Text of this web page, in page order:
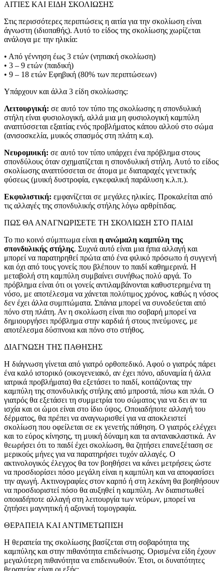
ΑΙΤΙΕΣ ΚΑΙ ΕΙΔΗ ΣΚΟΛΙΩΣΗΣ
Στις περισσότερες περιπτώσεις η αιτία για την σκολίωση είναι
άγνωστη (ιδιοπαθής). Αυτό το είδος της σκολίωσης χωρίζεται
ανάλογα με την ηλικία:
• Από γέννηση έως 3 ετών (νηπιακή σκολίωση)
• 3 – 9 ετών (παιδική)
• 9 – 18 ετών Εφηβική (80% των περιπτώσεων)
Υπάρχουν και άλλα 3 είδη σκολίωσης:
Λειτουργική: σε αυτό τον τύπο της σκολίωσης η σπονδυλική
στήλη είναι φυσιολογική, αλλά μια μη φυσιολογική καμπύλη
αναπτύσσεται εξαιτίας ενός προβλήματος κάπου αλλού στο σώμα
(ανισοσκελία, μυικός σπασμός στη πλάτη κ.α).
Νευρομυική: σε αυτό τον τύπο υπάρχει ένα πρόβλημα στους
σπονδύλους όταν σχηματίζεται η σπονδυλική στήλη. Αυτό το είδος
σκολίωσης αναπτύσσεται σε άτομα με διαταραχές γενετικής
φύσεως (μυική δυστροφία, εγκεφαλική παράλυση κ.λ.π.).
Εκφυλιστική: εμφανίζεται σε μεγάλες ηλικίες. Προκαλείται από
τις αλλαγές της σπονδυλικής στήλης λόγω αρθρίτιδας.
ΠΩΣ ΘΑ ΑΝΑΓΝΩΡΙΣΕΤΕ ΤΗ ΣΚΟΛΙΩΣΗ ΣΤΟ ΠΑΙΔΙ
Το πιο κοινό σύμπτωμα είναι η ανώμαλη καμπύλη της
σπονδυλικής στήλης. Συχνά αυτό είναι μια ήπια αλλαγή και
μπορεί να παρατηρηθεί πρώτα από ένα φιλικό πρόσωπο ή συγγενή
και όχι από τους γονείς που βλέπουν το παιδί καθημερινά. Η
μεταβολή στη καμπύλη συμβαίνει συνήθως πολύ αργά. Το
πρόβλημα είναι ότι οι γονείς αντιλαμβάνονται καθυστερημένα τη
νόσο, με αποτέλεσμα να χάνεται πολύτιμος χρόνος, καθώς η νόσος
δεν έχει άλλα συμπτώματα. Σπάνια μπορεί να συνοδεύεται από
πόνο στη πλάτη. Αν η σκολίωση είναι πιο σοβαρή μπορεί να
δημιουργήσει πρόβλημα στην καρδιά ή στους πνεύμονες, με
αποτέλεσμα δύσπνοια και πόνο στο στήθος.
ΔΙΑΓΝΩΣΗ ΤΗΣ ΠΑΘΗΣΗΣ
Η διάγνωση γίνεται από γιατρό ορθοπεδικό. Αφού ο γιατρός πάρει
ένα καλό ιστορικό (οικογενειακό, αν έχει πόνο, αδυναμία ή άλλα
ιατρικά προβλήματα) θα εξετάσει το παιδί, κοιτάζοντας την
καμπύλη της σπονδυλικής στήλης από μπροστά, πίσω και πλάι. Ο
γιατρός θα εξετάσει τη συμμετρία του σώματος για να δει αν τα
ισχία και οι ώμοι είναι στο ίδιο ύψος. Οποιαδήποτε αλλαγή του
δέρματος, θα πρέπει να αναγνωρισθεί για να αποκλειστεί
σκολίωση που οφείλεται σε εκ γενετής πάθηση. Ο γιατρός ελέγχει
και το εύρος κίνησης, τη μυική δύναμη και τα αντανακλαστικά. Αν
θεωρήσει ότι το παιδί έχει σκολίωση, θα ζητήσει επανεξέταση σε
μερικούς μήνες για να παρατηρήσει τυχόν αλλαγές. Ο
ακτινολογικός έλεγχος θα τον βοηθήσει να κάνει μετρήσεις ώστε
να προσδιορίσει πόσο μεγάλη είναι η καμπύλη και να αποφασίσει
την αγωγή. Ακτινογραφίες στον καρπό ή στη λεκάνη θα βοηθήσουν
να προσδιοριστεί πόσο θα αυξηθεί η καμπύλη. Αν διαπιστωθεί
οποιαδήποτε αλλαγή στη λειτουργία των νεύρων, μπορεί να
ζητήσει μαγνητική ή αξονική τομογραφία.
ΘΕΡΑΠΕΙΑ ΚΑΙ ΑΝΤΙΜΕΤΩΠΙΣΗ
Η θεραπεία της σκολίωσης βασίζεται στη σοβαρότητα της
καμπύλης και στην πιθανότητα επιδείνωσης. Ορισμένα είδη έχουν
μεγαλύτερη πιθανότητα να επιδεινωθούν. Έτσι, οι δυνατότητες
θεραπείας είναι οι εξής: